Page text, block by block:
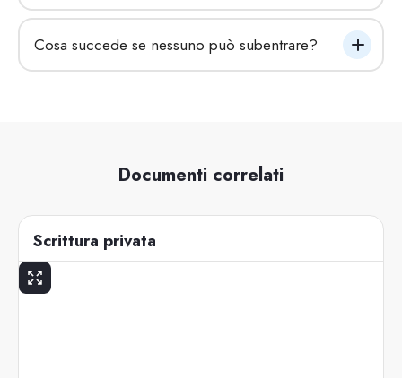
Cosa succede se nessuno può subentrare?
Documenti correlati
Scrittura privata